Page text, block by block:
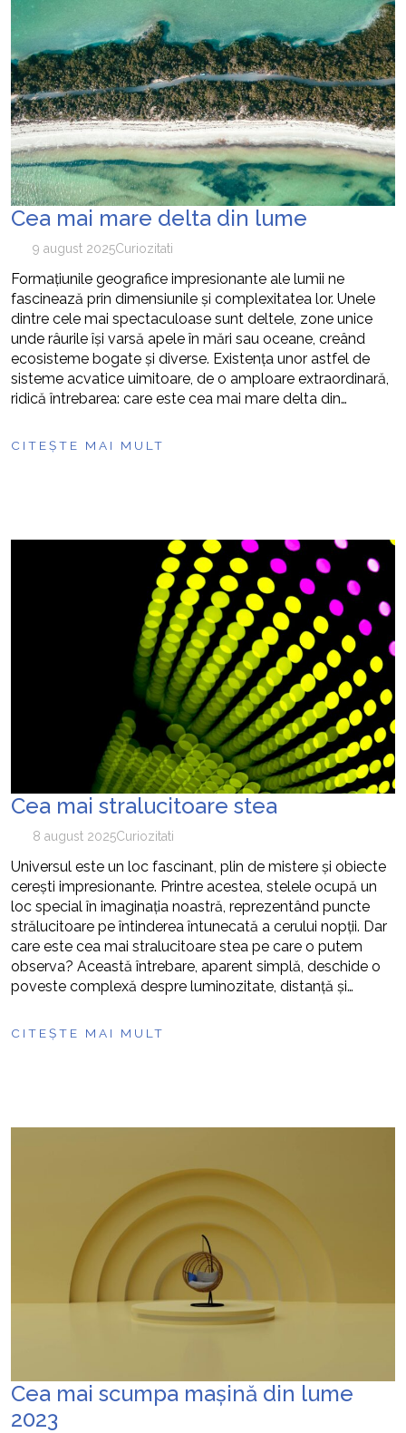
Cea mai mare delta din lume
9 august 2025Curiozitati
Formațiunile geografice impresionante ale lumii ne
fascinează prin dimensiunile și complexitatea lor. Unele
dintre cele mai spectaculoase sunt deltele, zone unice
unde râurile își varsă apele în mări sau oceane, creând
ecosisteme bogate și diverse. Existența unor astfel de
sisteme acvatice uimitoare, de o amploare extraordinară,
ridică întrebarea: care este cea mai mare delta din…
CITEȘTE MAI MULT
Cea mai stralucitoare stea
8 august 2025Curiozitati
Universul este un loc fascinant, plin de mistere și obiecte
cerești impresionante. Printre acestea, stelele ocupă un
loc special în imaginația noastră, reprezentând puncte
strălucitoare pe întinderea întunecată a cerului nopții. Dar
care este cea mai stralucitoare stea pe care o putem
observa? Această întrebare, aparent simplă, deschide o
poveste complexă despre luminozitate, distanță și…
CITEȘTE MAI MULT
Cea mai scumpa mașină din lume
2023